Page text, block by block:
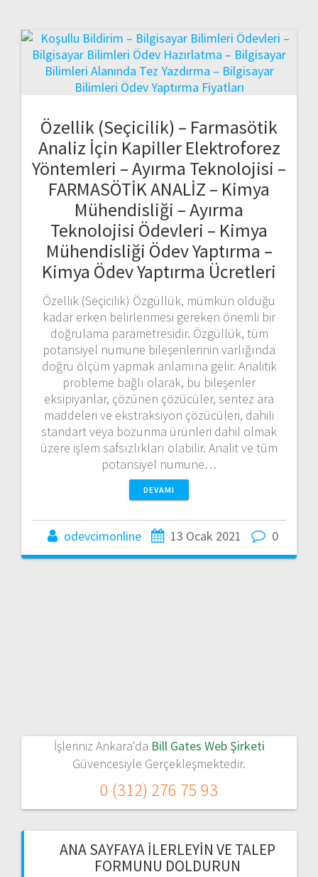
Özellik (Seçicilik) – Farmasötik
Analiz İçin Kapiller Elektroforez
Yöntemleri – Ayırma Teknolojisi –
FARMASÖTİK ANALİZ – Kimya
Mühendisliği – Ayırma
Teknolojisi Ödevleri – Kimya
Mühendisliği Ödev Yaptırma –
Kimya Ödev Yaptırma Ücretleri
Özellik (Seçicilik) Özgüllük, mümkün olduğu
kadar erken belirlenmesi gereken önemli bir
doğrulama parametresidir. Özgüllük, tüm
potansiyel numune bileşenlerinin varlığında
doğru ölçüm yapmak anlamına gelir. Analitik
probleme bağlı olarak, bu bileşenler
eksipiyanlar, çözünen çözücüler, sentez ara
maddeleri ve ekstraksiyon çözücüleri, dahili
standart veya bozunma ürünleri dahil olmak
üzere işlem safsızlıkları olabilir. Analit ve tüm
potansiyel numune…
DEVAMI
odevcimonline 13 Ocak 2021 0
İşleriniz Ankara'da Bill Gates Web Şirketi
Güvencesiyle Gerçekleşmektedir.
0 (312) 276 75 93
ANA SAYFAYA İLERLEYIN VE TALEP
FORMUNU DOLDURUN